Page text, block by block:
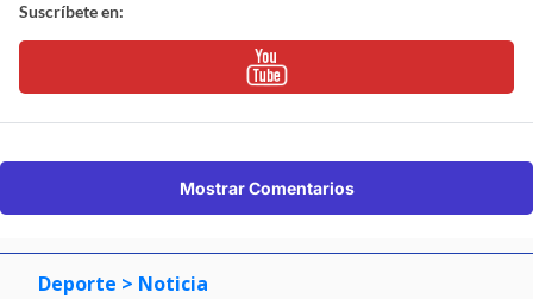
Suscríbete en:
Mostrar Comentarios
Deporte > Noticia